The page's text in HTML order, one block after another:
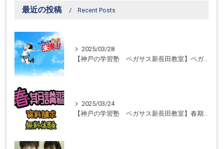
最近の投稿 Recent Posts
2025/03/28
【神戸の学習塾 ペガサス新長田教室】ペガサス学習スタイル！
2025/03/24
【神戸の学習塾 ペガサス新長田教室】春期講習開催！